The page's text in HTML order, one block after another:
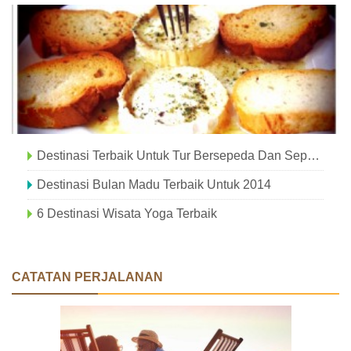
Destinasi Terbaik Untuk Tur Bersepeda Dan Sepeda Di Jepang
Destinasi Bulan Madu Terbaik Untuk 2014
6 Destinasi Wisata Yoga Terbaik
CATATAN PERJALANAN